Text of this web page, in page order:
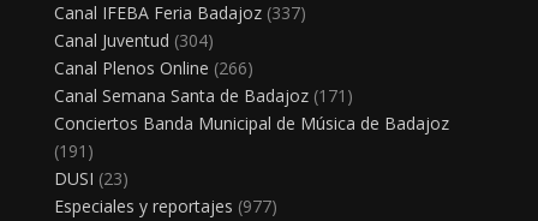
Canal IFEBA Feria Badajoz(337)
Canal Juventud (304)
Canal Plenos Online (266)
Canal Semana Santa de Badajoz(171)
Conciertos Banda Municipal de Música de Badajoz
(191)
DUSI (23)
Especiales y reportajes (977)